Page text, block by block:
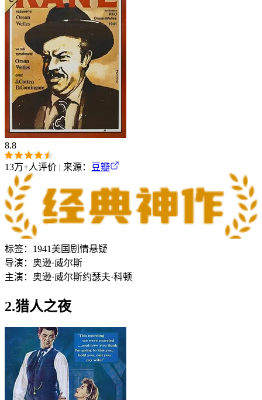
8.8
13万+人评价 | 来源： 豆瓣
标签： 1941美国 剧情悬疑
导演： 奥逊·威尔斯
主演： 奥逊·威尔斯约瑟夫·科顿
2.猎人之夜